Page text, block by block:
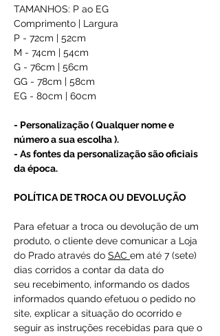
TAMANHOS: P ao EG
Comprimento | Largura
P - 72cm | 52cm
M - 74cm | 54cm
G - 76cm | 56cm
GG - 78cm | 58cm
EG - 80cm | 60cm
- Personalização ( Qualquer nome e
número a sua escolha ).
- As fontes da personalização são oficiais
da época.
POLÍTICA DE TROCA OU DEVOLUÇÃO
Para efetuar a troca ou devolução de um
produto, o cliente deve comunicar a Loja
do Prado através do SAC em até 7 (sete)
dias corridos a contar da data do
seu recebimento, informando os dados
informados quando efetuou o pedido no
site, explicar a situação do ocorrido e
seguir as instruções recebidas para que o